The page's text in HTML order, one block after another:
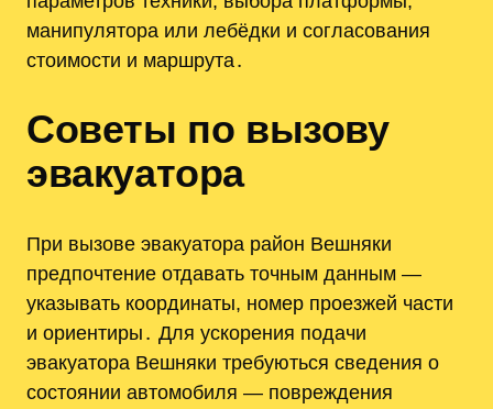
манипулятора или лебёдки и согласования
стоимости и маршрута․
Советы по вызову
эвакуатора
При вызове эвакуатора район Вешняки
предпочтение отдавать точным данным —
указывать координаты, номер проезжей части
и ориентиры․ Для ускорения подачи
эвакуатора Вешняки требуються сведения о
состоянии автомобиля — повреждения